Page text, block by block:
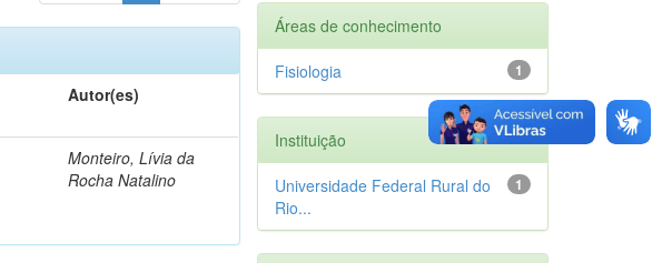
Autor(es)
Monteiro, Lívia da
Rocha Natalino
Áreas de conhecimento
1
Fisiologia
Instituição
1
Universidade Federal Rural do
Rio...